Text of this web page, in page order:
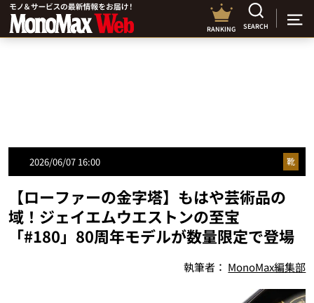
RANKING SEARCH
2026/06/07 16:00 靴
【ローファーの金字塔】もはや芸術品の
域！ジェイエムウエストンの至宝
「#180」80周年モデルが数量限定で登場
執筆者： MonoMax編集部